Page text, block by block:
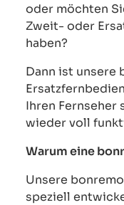
oder möchten
Zweit- oder
haben?
Dann ist unsere
Ihren Fernseher
wieder voll
Warum eine
Unsere
speziell